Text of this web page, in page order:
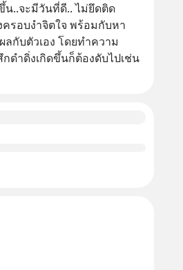
น..จะมีวันที่ดี.. ไม่ยึดติด
รอบงำจิตใจ พร้อมกับหา
กับตัวเอง โดยทำความ
ดำดิ่งเกิดขึ้นก็ต้องดับไปเช่น